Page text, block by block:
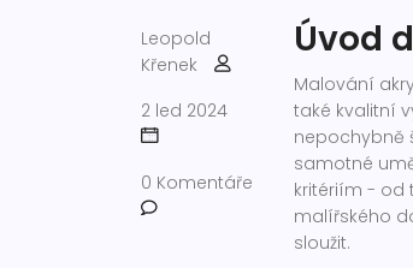
Leopold
Křenek
2 led 2024
0 Komentáře
Úvod
Malování
také kvalitní
nepochybně
samotné
kritériím - od
malířského
sloužit.